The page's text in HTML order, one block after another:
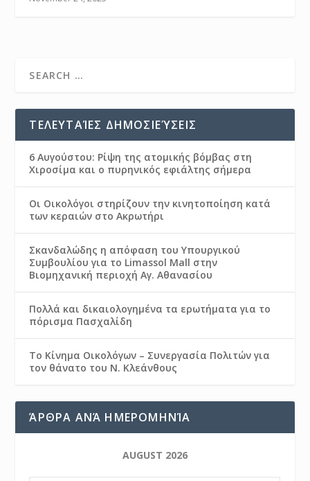
ΤΕΛΕΥΤΑΊΕΣ ΔΗΜΟΣΙΕΎΣΕΙΣ
6 Αυγούστου: Ρίψη της ατομικής βόμβας στη
Χιροσίμα και ο πυρηνικός εφιάλτης σήμερα
Οι Οικολόγοι στηρίζουν την κινητοποίηση κατά
των κεραιών στο Ακρωτήρι
Σκανδαλώδης η απόφαση του Υπουργικού
Συμβουλίου για το Limassol Mall στην
Βιομηχανική περιοχή Αγ. Αθανασίου
Πολλά και δικαιολογημένα τα ερωτήματα για το
πόρισμα Πασχαλίδη
Το Κίνημα Οικολόγων – Συνεργασία Πολιτών για
τον θάνατο του Ν. Κλεάνθους
ΆΡΘΡΑ ΑΝΆ ΗΜΕΡΟΜΗΝΊΑ
AUGUST 2026